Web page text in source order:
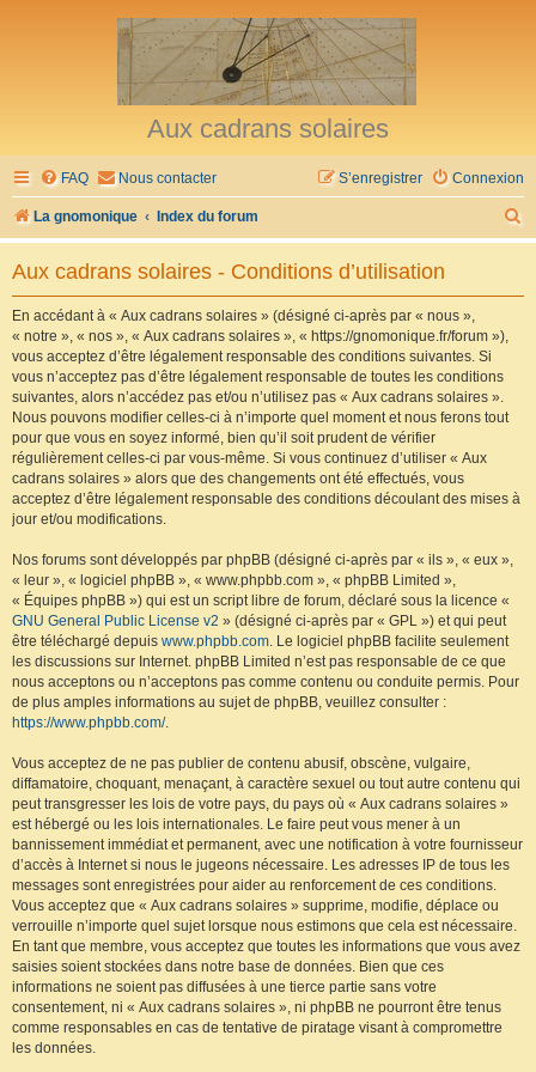
Aux cadrans solaires
FAQ Nous contacter Connexion
S’enregistrer
La gnomonique Index du forum
e
Aux cadrans solaires - Conditions d’utilisation
En accédant à « Aux cadrans solaires » (désigné ci-après par « nous »,
« notre », « nos », « Aux cadrans solaires », « https://gnomonique.fr/forum »),
vous acceptez d’être légalement responsable des conditions suivantes. Si
vous n’acceptez pas d’être légalement responsable de toutes les conditions
suivantes, alors n’accédez pas et/ou n’utilisez pas « Aux cadrans solaires ».
Nous pouvons modifier celles-ci à n’importe quel moment et nous ferons tout
pour que vous en soyez informé, bien qu’il soit prudent de vérifier
régulièrement celles-ci par vous-même. Si vous continuez d’utiliser « Aux
cadrans solaires » alors que des changements ont été effectués, vous
acceptez d’être légalement responsable des conditions découlant des mises à
jour et/ou modifications.
Nos forums sont développés par phpBB (désigné ci-après par « ils », « eux »,
« leur », « logiciel phpBB », « www.phpbb.com », « phpBB Limited »,
« Équipes phpBB ») qui est un script libre de forum, déclaré sous la licence «
GNU General Public License v2 » (désigné ci-après par « GPL ») et qui peut
être téléchargé depuis www.phpbb.com. Le logiciel phpBB facilite seulement
les discussions sur Internet. phpBB Limited n’est pas responsable de ce que
nous acceptons ou n’acceptons pas comme contenu ou conduite permis. Pour
de plus amples informations au sujet de phpBB, veuillez consulter :
https://www.phpbb.com/.
Vous acceptez de ne pas publier de contenu abusif, obscène, vulgaire,
diffamatoire, choquant, menaçant, à caractère sexuel ou tout autre contenu qui
peut transgresser les lois de votre pays, du pays où « Aux cadrans solaires »
est hébergé ou les lois internationales. Le faire peut vous mener à un
bannissement immédiat et permanent, avec une notification à votre fournisseur
d’accès à Internet si nous le jugeons nécessaire. Les adresses IP de tous les
messages sont enregistrées pour aider au renforcement de ces conditions.
Vous acceptez que « Aux cadrans solaires » supprime, modifie, déplace ou
verrouille n’importe quel sujet lorsque nous estimons que cela est nécessaire.
En tant que membre, vous acceptez que toutes les informations que vous avez
saisies soient stockées dans notre base de données. Bien que ces
informations ne soient pas diffusées à une tierce partie sans votre
consentement, ni « Aux cadrans solaires », ni phpBB ne pourront être tenus
comme responsables en cas de tentative de piratage visant à compromettre
les données.